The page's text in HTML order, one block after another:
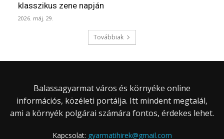
klasszikus zene napján
2026. máj. 29.
Továbbiak
Balassagyarmat város és környéke online
információs, közéleti portálja. Itt mindent megtalál,
ami a környék polgárai számára fontos, érdekes lehet.
Kapcsolat: gyarmatihirek@gmail.com